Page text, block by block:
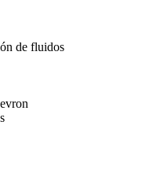
de fluidos